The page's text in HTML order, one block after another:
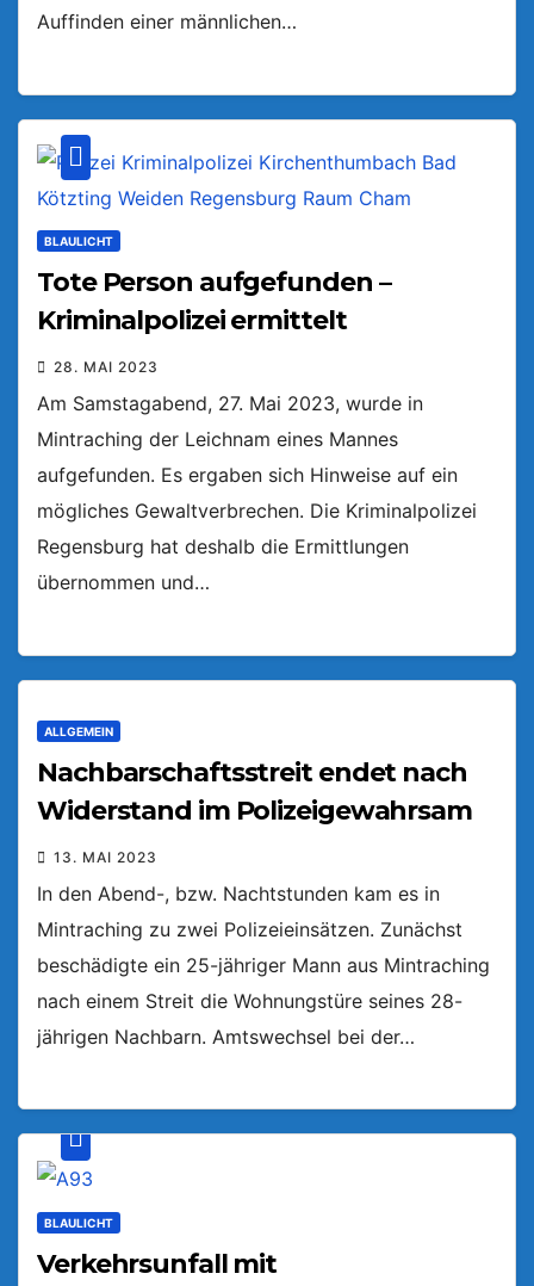
Auffinden einer männlichen…
BLAULICHT
Tote Person aufgefunden –
Kriminalpolizei ermittelt
28. MAI 2023
Am Samstagabend, 27. Mai 2023, wurde in
Mintraching der Leichnam eines Mannes
aufgefunden. Es ergaben sich Hinweise auf ein
mögliches Gewaltverbrechen. Die Kriminalpolizei
Regensburg hat deshalb die Ermittlungen
übernommen und…
ALLGEMEIN
Nachbarschaftsstreit endet nach
Widerstand im Polizeigewahrsam
13. MAI 2023
In den Abend-, bzw. Nachtstunden kam es in
Mintraching zu zwei Polizeieinsätzen. Zunächst
beschädigte ein 25-jähriger Mann aus Mintraching
nach einem Streit die Wohnungstüre seines 28-
jährigen Nachbarn. Amtswechsel bei der…
BLAULICHT
Verkehrsunfall mit